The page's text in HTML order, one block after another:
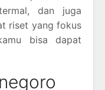
dan juga
riset yang fokus
bisa dapat